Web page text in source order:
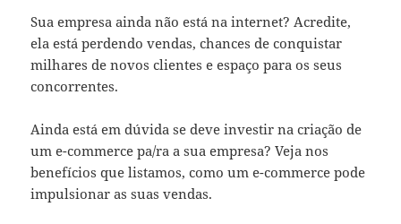
Sua empresa ainda não está na internet? Acredite,
ela está perdendo vendas, chances de conquistar
milhares de novos clientes e espaço para os seus
concorrentes.
Ainda está em dúvida se deve investir nacriação de
um e-commerce pa/ra a sua empresa? Veja nos
benefícios que listamos, como um e-commerce pode
impulsionar as suas vendas.